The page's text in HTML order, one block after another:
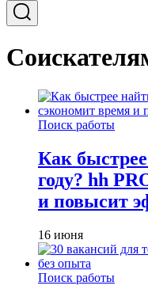
Поиск работы
Как
году? hh
и повысит
16 июня
Поиск работы